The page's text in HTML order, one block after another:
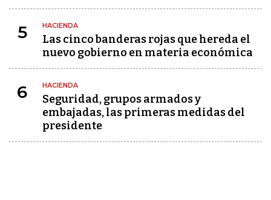
5 HACIENDA
Las cinco banderas rojas que hereda el
nuevo gobierno en materia económica
6 HACIENDA
Seguridad, grupos armados y
embajadas, las primeras medidas del
presidente